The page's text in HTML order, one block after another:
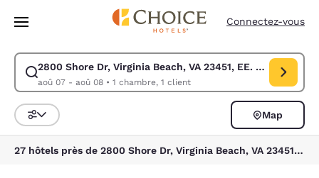
Passer à Contenu Principal
Connectez-vous
2800 Shore Dr, Virginia Beach, VA 23451, EE. UU.
aoû 07 - aoû 08• 1 chambre, 1 client
Modifiez la recherche pour 2800 Shore Dr, Virginia Beach, VA 23451,
Trier et filtrer
Map
27 hôtels près de 2800 Shore Dr, Virginia Beach, VA 23451, EE. UU.